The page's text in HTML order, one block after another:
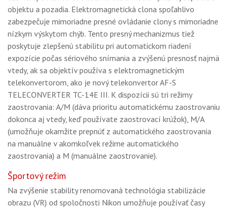
objektu a pozadia. Elektromagnetická clona spoľahlivo
zabezpečuje mimoriadne presné ovládanie clony s mimoriadne
nízkym výskytom chýb. Tento presný mechanizmus tiež
poskytuje zlepšenú stabilitu pri automatickom riadení
expozície počas sériového snímania a zvýšenú presnosť najmä
vtedy, ak sa objektív používa s elektromagnetickým
telekonvertorom, ako je nový telekonvertor AF-S
TELECONVERTER TC-14E III. K dispozícii sú tri režimy
zaostrovania: A/M (dáva prioritu automatickému zaostrovaniu
dokonca aj vtedy, keď používate zaostrovací krúžok), M/A
(umožňuje okamžite prepnúť z automatického zaostrovania
na manuálne v akomkoľvek režime automatického
zaostrovania) a M (manuálne zaostrovanie).
Športový režim
Na zvýšenie stability renomovaná technológia stabilizácie
obrazu (VR) od spoločnosti Nikon umožňuje používať časy